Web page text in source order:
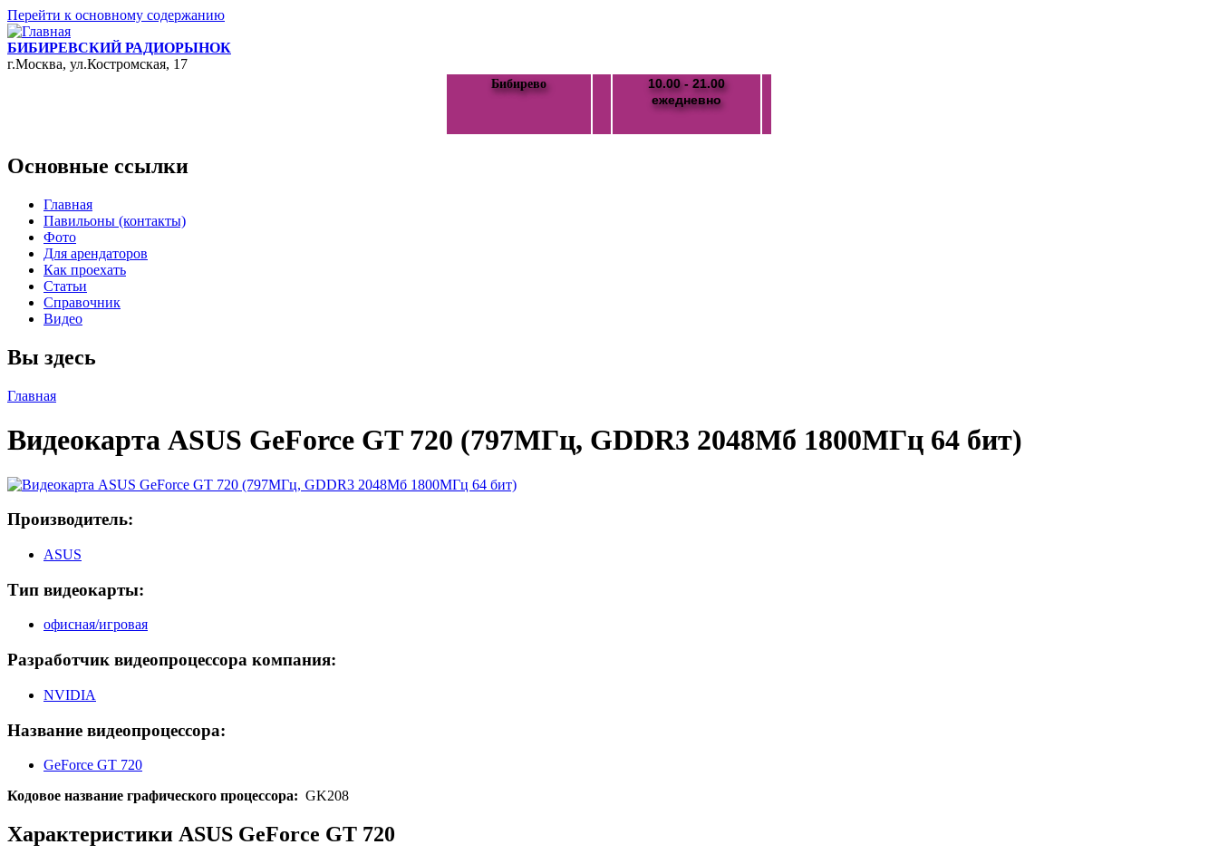
Перейти к основному содержанию
БИБИРЕВСКИЙ РАДИОРЫНОК
г.Москва, ул.Костромская, 17
Бибирево
10.00 - 21.00
ежедневно
Основные ссылки
Главная
Павильоны (контакты)
Фото
Для арендаторов
Как проехать
Статьи
Справочник
Видео
Вы здесь
Главная
Видеокарта ASUS GeForce GT 720 (797МГц, GDDR3 2048Мб 1800МГц 64 бит)
Производитель:
ASUS
Тип видеокарты:
офисная/игровая
Разработчик видеопроцессора компания:
NVIDIA
Название видеопроцессора:
GeForce GT 720
Кодовое название графического процессора: GK208
Характеристики ASUS GeForce GT 720